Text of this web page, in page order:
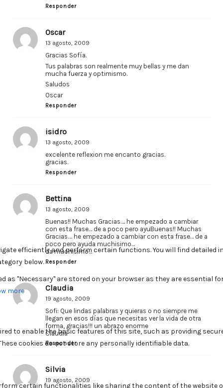
Responder
Oscar
13 agosto, 2009
Gracias Sofía.
Tus palabras son realmente muy bellas y me dan
mucha fuerza y optimismo.
Saludos
Oscar
Responder
isidro
13 agosto, 2009
excelente reflexion me encanto gracias.
gracias.
Responder
Bettina
13 agosto, 2009
Buenas!! Muchas Gracias…. he empezado a cambiar
con esta frase… de a poco pero ayuBuenas!! Muchas
Gracias…. he empezado a cambiar con esta frase… de a
poco pero ayuda muchisimo…
da muchisimo…
Responder
Claudia
19 agosto, 2009
Sofi: Que lindas palabras y quieras o no siempre me
llegan en esos días que necesitas ver la vida de otra
forma, gracias!!! un abrazo enorme
Claudia
Responder
Silvia
19 agosto, 2009